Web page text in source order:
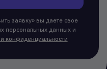
заявку» вы даете свое
персональных данных и
конфиденциальности